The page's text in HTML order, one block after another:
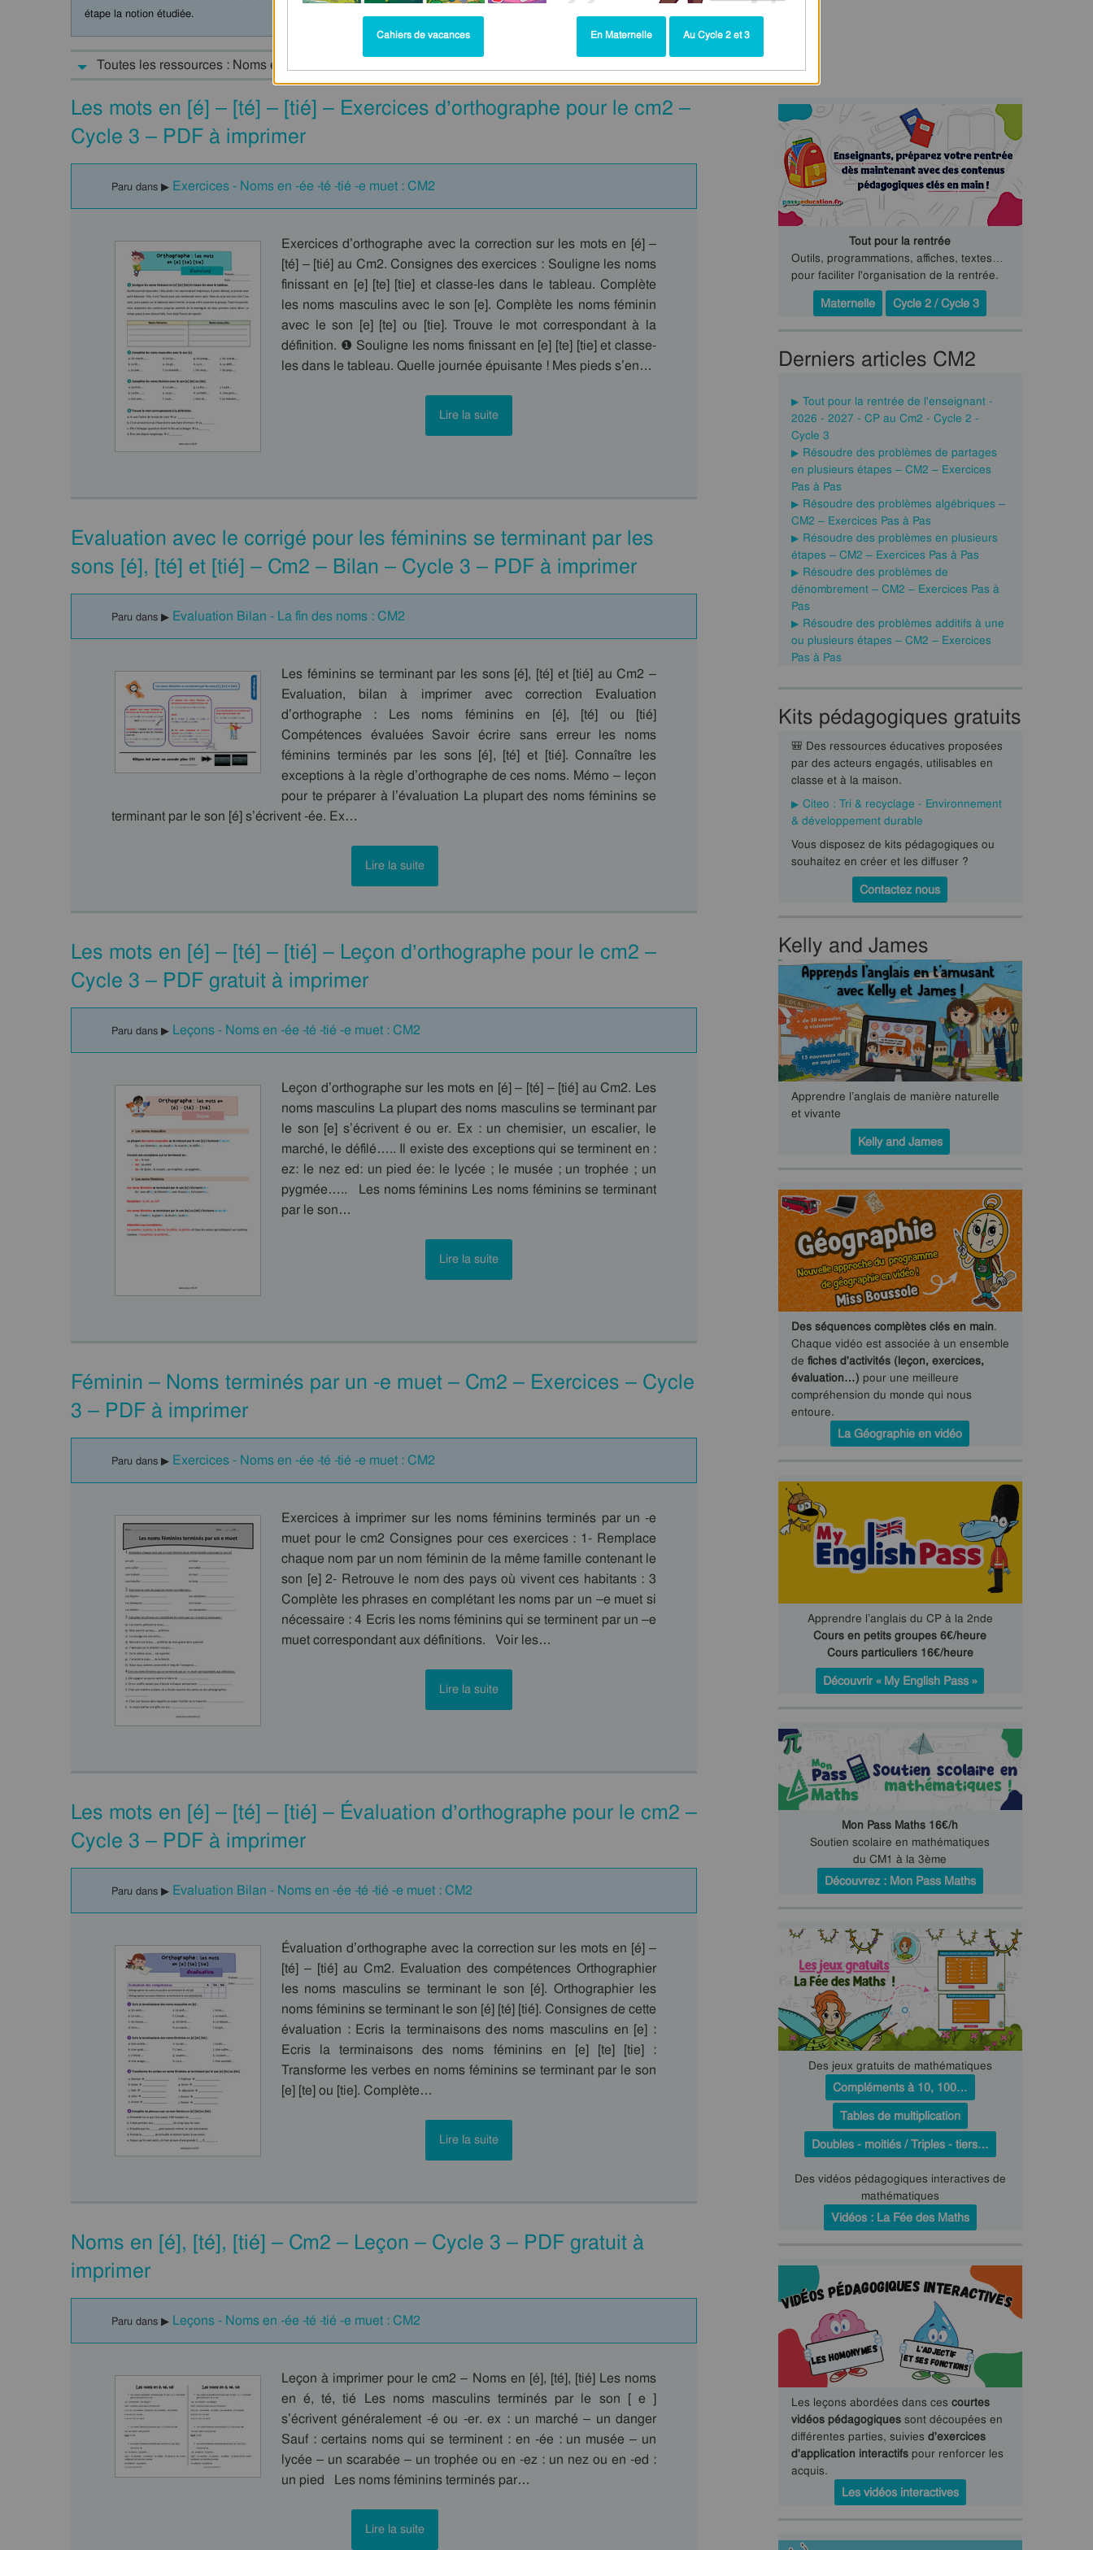
étape la notion étudiée.
Toutes les ressources : Noms en -ée -té -tié -e muet - Orthographe - Français : CM2
Les mots en [é] – [té] – [tié] – Exercices d’orthographe pour le cm2 –
Cycle 3 – PDF à imprimer
Paru dans ▶ Exercices - Noms en -ée -té -tié -e muet : CM2
Exercices d’orthographe avec la correction sur les mots en [é] –
[té] – [tié] au Cm2. Consignes des exercices : Souligne les noms
finissant en [e] [te] [tie] et classe-les dans le tableau. Complète
les noms masculins avec le son [e]. Complète les noms féminin
avec le son [e] [te] ou [tie]. Trouve le mot correspondant à la
définition. ❶ Souligne les noms finissant en [e] [te] [tie] et classe-
les dans le tableau. Quelle journée épuisante ! Mes pieds s’en…
Lire la suite
Evaluation avec le corrigé pour les féminins se terminant par les
sons [é], [té] et [tié] – Cm2 – Bilan – Cycle 3 – PDF à imprimer
Paru dans ▶ Evaluation Bilan - La fin des noms : CM2
Les féminins se terminant par les sons [é], [té] et [tié] au Cm2 –
Evaluation, bilan à imprimer avec correction Evaluation
d’orthographe : Les noms féminins en [é], [té] ou [tié]
Compétences évaluées Savoir écrire sans erreur les noms
féminins terminés par les sons [é], [té] et [tié]. Connaître les
exceptions à la règle d’orthographe de ces noms. Mémo – leçon
pour te préparer à l’évaluation La plupart des noms féminins se
terminant par le son [é] s’écrivent -ée. Ex…
Lire la suite
Les mots en [é] – [té] – [tié] – Leçon d’orthographe pour le cm2 –
Cycle 3 – PDF gratuit à imprimer
Paru dans ▶ Leçons - Noms en -ée -té -tié -e muet : CM2
Leçon d’orthographe sur les mots en [é] – [té] – [tié] au Cm2. Les
noms masculins La plupart des noms masculins se terminant par
le son [e] s’écrivent é ou er. Ex : un chemisier, un escalier, le
marché, le défilé….. Il existe des exceptions qui se terminent en :
ez: le nez ed: un pied ée: le lycée ; le musée ; un trophée ; un
pygmée….. Les noms féminins Les noms féminins se terminant
par le son…
Lire la suite
Féminin – Noms terminés par un -e muet – Cm2 – Exercices – Cycle
3 – PDF à imprimer
Paru dans ▶ Exercices - Noms en -ée -té -tié -e muet : CM2
Exercices à imprimer sur les noms féminins terminés par un -e
muet pour le cm2 Consignes pour ces exercices : 1- Remplace
chaque nom par un nom féminin de la même famille contenant le
son [e] 2- Retrouve le nom des pays où vivent ces habitants : 3
Complète les phrases en complétant les noms par un –e muet si
nécessaire : 4 Ecris les noms féminins qui se terminent par un –e
muet correspondant aux définitions. Voir les…
Lire la suite
Les mots en [é] – [té] – [tié] – Évaluation d’orthographe pour le cm2 –
Cycle 3 – PDF à imprimer
Paru dans ▶ Evaluation Bilan - Noms en -ée -té -tié -e muet : CM2
Évaluation d’orthographe avec la correction sur les mots en [é] –
[té] – [tié] au Cm2. Evaluation des compétences Orthographier
les noms masculins se terminant le son [é]. Orthographier les
noms féminins se terminant le son [é] [té] [tié]. Consignes de cette
évaluation : Ecris la terminaisons des noms masculins en [e] :
Ecris la terminaisons des noms féminins en [e] [te] [tie] :
Transforme les verbes en noms féminins se terminant par le son
[e] [te] ou [tie]. Complète…
Lire la suite
Noms en [é], [té], [tié] – Cm2 – Leçon – Cycle 3 – PDF gratuit à
imprimer
Paru dans ▶ Leçons - Noms en -ée -té -tié -e muet : CM2
Leçon à imprimer pour le cm2 – Noms en [é], [té], [tié] Les noms
en é, té, tié Les noms masculins terminés par le son [ e ]
s’écrivent généralement -é ou -er. ex : un marché – un danger
Sauf : certains noms qui se terminent : en -ée : un musée – un
lycée – un scarabée – un trophée ou en -ez : un nez ou en -ed :
un pied Les noms féminins terminés par…
Lire la suite
Tout pour la rentrée
Outils, programmations, affiches, textes…
pour faciliter l'organisation de la rentrée.
Maternelle
Cycle 2 / Cycle 3
Derniers articles CM2
Tout pour la rentrée de l'enseignant -
2026 - 2027 - CP au Cm2 - Cycle 2 -
Cycle 3
Résoudre des problèmes de partages
en plusieurs étapes – CM2 – Exercices
Pas à Pas
Résoudre des problèmes algébriques –
CM2 – Exercices Pas à Pas
Résoudre des problèmes en plusieurs
étapes – CM2 – Exercices Pas à Pas
Résoudre des problèmes de
dénombrement – CM2 – Exercices Pas à
Pas
Résoudre des problèmes additifs à une
ou plusieurs étapes – CM2 – Exercices
Pas à Pas
Kits pédagogiques gratuits
🎒 Des ressources éducatives proposées
par des acteurs engagés, utilisables en
classe et à la maison.
Citeo : Tri & recyclage - Environnement
& développement durable
Vous disposez de kits pédagogiques ou
souhaitez en créer et les diffuser ?
Contactez nous
Kelly and James
Apprendre l’anglais de manière naturelle
et vivante
Kelly and James
Des séquences complètes clés en main.
Chaque vidéo est associée à un ensemble
de fiches d'activités (leçon, exercices,
évaluation…) pour une meilleure
compréhension du monde qui nous
entoure.
La Géographie en vidéo
Apprendre l’anglais du CP à la 2nde
Cours en petits groupes 6€/heure
Cours particuliers 16€/heure
Découvrir « My English Pass »
Mon Pass Maths 16€/h
Soutien scolaire en mathématiques
du CM1 à la 3ème
Découvrez : Mon Pass Maths
Des jeux gratuits de mathématiques
Compléments à 10, 100…
Tables de multiplication
Doubles - moitiés / Triples - tiers…
Des vidéos pédagogiques interactives de
mathématiques
Vidéos : La Fée des Maths
Les leçons abordées dans ces courtes
vidéos pédagogiquessont découpées en
différentes parties, suivies d'exercices
d'application interactifspour renforcer les
acquis.
Les vidéos interactives
Cahiers de vacances En Maternelle Au Cycle 2 et 3